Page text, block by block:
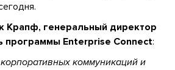
Крапф, генеральный директор
программы Enterprise Connect:
коммуникаций и